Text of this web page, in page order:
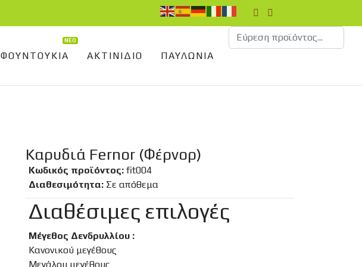
ΦΟΥΝΤΟΥΚΙΆ
ΝΕΟ
ΑΚΤΙΝΊΔΙΟ ΠΑΥΛΏΝΙΑ
Καρυδιά Fernor (Φέρνορ)
Κωδικός προϊόντος: fit004
Διαθεσιμότητα: Σε απόθεμα
Διαθέσιμες επιλογές
Μέγεθος Δενδρυλλίου :
Κανονικού μεγέθους
Μεγάλου μεγέθους